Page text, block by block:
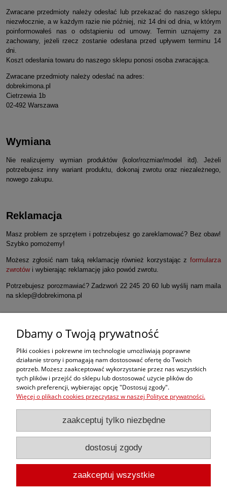
Zwracane przedmioty należy odesłać lub przekazać do naszego sklepu
niezwłocznie, a w każdym razie nie później, niż 14 dni od dnia, w którym
poinformowałeś nas o odstąpieniu od umowy. Termin uznajemy za
zachowany, jeżeli rzecz zostanie odesłana przed upływem terminu 14
dni.
Koszt odesłania towaru do naszego sklepu ponosi osoba zwracająca.
Zwracane przedmioty należy odesłać na adres:
dobrekimona.pl
Cietrzewia 1b
02-492 Warszawa
Wymiana
Nie realizujemy wymian produktów (kolor/rozmiar/model itd). Jeżeli
potrzebujesz inny wariant produktu, dokonaj zwrotu oraz niezależnego,
nowego zakupu.
Reklamacja
Masz problem ze sprzętem i potrzebujesz go zareklamować? Bez obaw!
Szybko pomożemy!
Możesz zgłosić nam taką reklamację również korzystając z formularza
zwrotówi wybierając reklamację jako powód zwrotu.
Potrzebujesz porozmawiać? Zadzwoń 22 245 20 60 lub wyślij nam maila
na sklep@dobrekimona.pl
Zamówienia
Moje konto
dobrekimona
Dbamy o Twoją prywatność
Pliki cookies i pokrewne im technologie umożliwiają poprawne
działanie strony i pomagają nam dostosować ofertę do Twoich
potrzeb. Możesz zaakceptować wykorzystanie przez nas wszystkich
tych plików i przejść do sklepu lub dostosować użycie plików do
swoich preferencji, wybierając opcję "Dostosuj zgody".
Więcej o plikach cookies przeczytasz w naszej Polityce prywatności.
zaakceptuj tylko niezbędne
dostosuj zgody
zaakceptuj wszystkie